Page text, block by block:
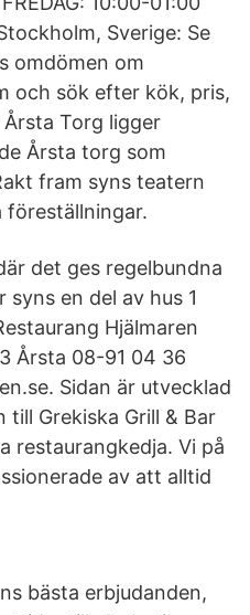
Sverige: Se
omdömen om
och sök efter kök, pris,
Torg ligger
Årsta torg som
fram syns teatern
föreställningar.
det ges regelbundna
en del av hus 1
Hjälmaren
Årsta 08-91 04 36
Sidan är utvecklad
till Grekiska Grill & Bar
restaurangkedja. Vi på
av att alltid
bästa erbjudanden,